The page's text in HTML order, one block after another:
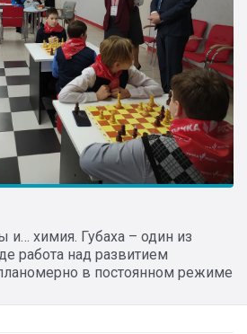
и… химия. Губаха – один из
работа над развитием
в постоянном режиме